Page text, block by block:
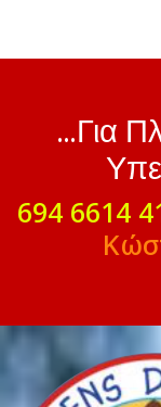
...Για
694 6614